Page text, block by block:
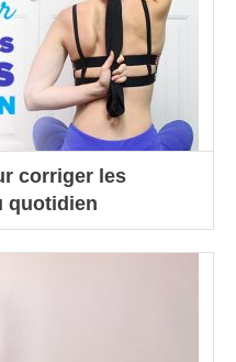
corriger les
quotidien